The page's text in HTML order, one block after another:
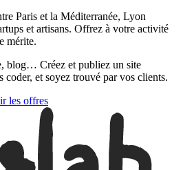
Paris et la Méditerranée, Lyon
et artisans. Offrez à votre activité
mérite.
blog… Créez et publiez un site
coder, et soyez trouvé par vos clients.
les offres